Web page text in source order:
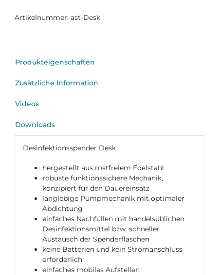
Menge
Artikelnummer: ast-Desk
Produkteigenschaften
Zusätzliche Information
Videos
Downloads
Desinfektionsspender Desk
hergestellt aus rostfreiem Edelstahl
robuste funktionssichere Mechanik,
konzipiert für den Dauereinsatz
langlebige Pumpmechanik mit optimaler
Abdichtung
einfaches Nachfüllen mit handelsüblichen
Desinfektionsmittel bzw. schneller
Austausch der Spenderflaschen
keine Batterien und kein Stromanschluss
erforderlich
einfaches mobiles Aufstellen